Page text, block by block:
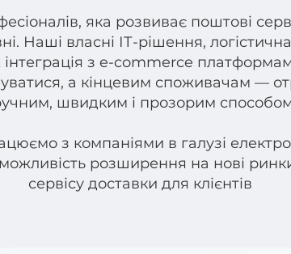
яка розвиває поштові
Наші власні ІТ-рішення,
з e-commerce
а кінцевим споживачам —
швидким і прозорим
з компаніями в галузі
розширення на нові
сервісу доставки для клієнтів